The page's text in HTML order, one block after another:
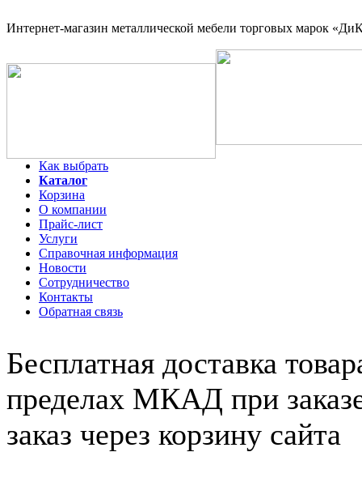
Интернет-магазин металлической мебели торговых марок
Как выбрать
Каталог
Корзина
О компании
Прайс-лист
Услуги
Справочная информация
Новости
Сотрудничество
Контакты
Обратная связь
Бесплатная доставка
пределах МКАД при
заказ через корзину сайта